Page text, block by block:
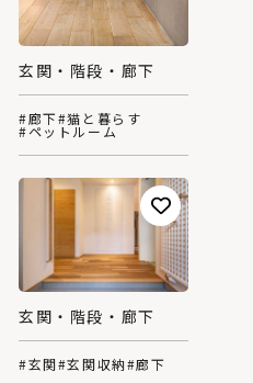
玄関・階段・廊下
#廊下#猫と暮らす
#ペットルーム
玄関・階段・廊下
#玄関#玄関収納#廊下